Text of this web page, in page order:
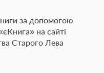
за допомогою
на сайті
Старого Лева